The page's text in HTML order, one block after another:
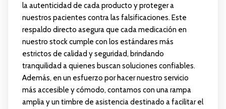
la autenticidad de cada producto y proteger a
nuestros pacientes contra las falsificaciones. Este
respaldo directo asegura que cada medicación en
nuestro stock cumple con los estándares más
estrictos de calidad y seguridad, brindando
tranquilidad a quienes buscan soluciones confiables.
Además, en un esfuerzo por hacer nuestro servicio
más accesible y cómodo, contamos con una rampa
amplia y un timbre de asistencia destinado a facilitar el